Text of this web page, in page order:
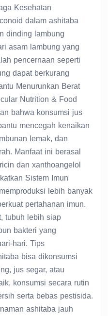
Kesehatan
dalam ashitaba
dinding lambung
asam lambung yang
pencernaan seperti
dapat berkurang
Menurunkan Berat
Nutrition & Food
bahwa konsumsi jus
mencegah kenaikan
lemak, dan
Manfaat ini berasal
dan xanthoangelol
Sistem Imun
lebih banyak
pertahanan imun.
tubuh lebih siap
bakteri yang
hari. Tips
bisa dikonsumsi
jus segar, atau
konsumsi secara rutin
serta bebas pestisida.
ashitaba jauh